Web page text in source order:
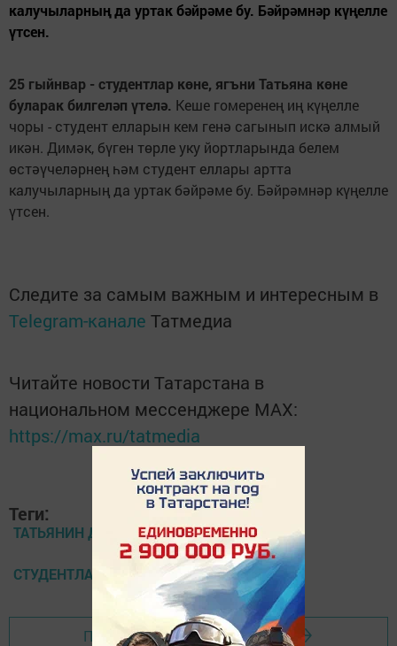
калучыларның да уртак бәйрәме бу. Бәйрәмнәр күңелле
үтсен.
25 гыйнвар - студентлар көне, ягъни Татьяна көне
буларак билгеләп үтелә. Кеше гомеренең иң күңелле
чоры - студент елларын кем генә сагынып искә алмый
икән. Димәк, бүген төрле уку йортларында белем
өстәүчеләрнең һәм студент еллары артта
калучыларның да уртак бәйрәме бу. Бәйрәмнәр күңелле
үтсен.
Следите за самым важным и интересным в
Telegram-канале Татмедиа
Читайте новости Татарстана в
национальном мессенджере MАХ:
https://max.ru/tatmedia
Теги:
ТАТЬЯНИН ДЕНЬ
СТУДЕНТЛАР
Перейти на страницу новости